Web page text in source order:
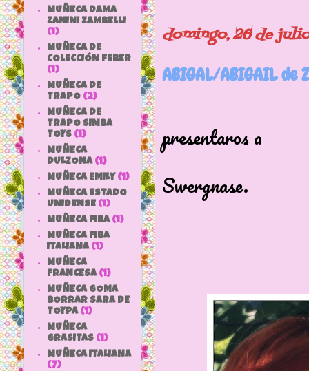
domingo, 26 de
ABIGAL/ABIGAIL de
presentaros a
una
Swergnase.
Muñeca
MUÑECA DAMA
ZANINI ZAMBELLI
(1)
MUÑECA DE
COLECCIÓN FEBER
(1)
MUÑECA DE
TRAPO (2)
MUÑECA DE
TRAPO SIMBA
TOYS (1)
MUÑECA
DULZONA (1)
MUÑECA EMILY (1)
MUÑECA ESTADO
UNIDENSE (1)
MUÑECA FIBA (1)
MUÑECA FIBA
ITALIANA (1)
MUÑECA
FRANCESA (1)
MUÑECA GOMA
BORRAR SARA DE
TOYPA (1)
MUÑECA
GRASITAS (1)
MUÑECA ITALIANA
(7)